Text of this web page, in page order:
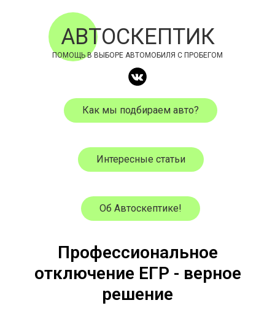
АВТОСКЕПТИК
ПОМОЩЬ В ВЫБОРЕ АВТОМОБИЛЯ С ПРОБЕГОМ
Как мы подбираем авто?
Интересные статьи
Об Автоскептике!
Профессиональное
отключение ЕГР - верное
решение